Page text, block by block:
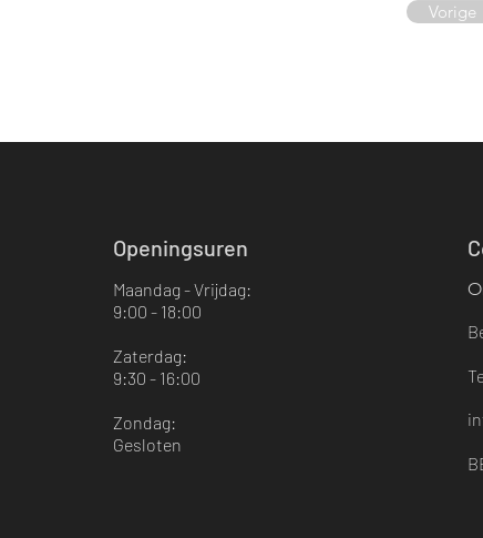
Vorige
Openingsuren
Maandag - Vrijdag:
9:00 - 18:00
Zaterdag:
9:30 - 16:00
Zondag:
Gesloten